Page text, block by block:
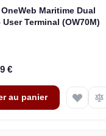
Maritime Dual
Terminal (OW70M)
€
au panier